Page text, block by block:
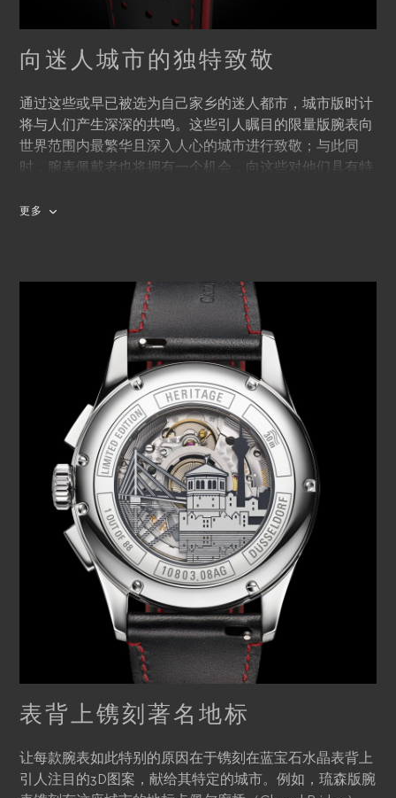
向迷人城市的独特致敬
通过这些或早已被选为自己家乡的迷人都市，城市版时计
将与人们产生深深的共鸣。这些引人瞩目的限量版腕表向
世界范围内最繁华且深入人心的城市进行致敬；与此同
时，腕表佩戴者也将拥有一个机会，向这些对他们具有特
更多
表背上镌刻著名地标
让每款腕表如此特别的原因在于镌刻在蓝宝石水晶表背上
引人注目的3D图案，献给其特定的城市。例如，琉森版腕